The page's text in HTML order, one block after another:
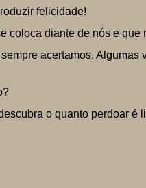
felicidade!
coloca diante de nós e
acertamos.
o quanto perdoar é